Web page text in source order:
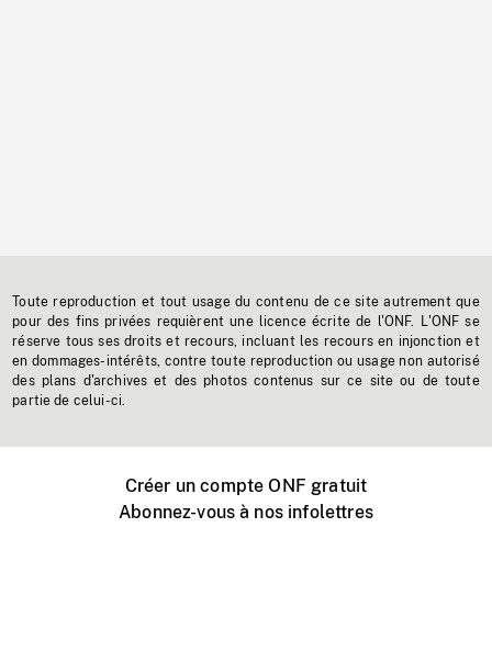
Toute reproduction et tout usage du contenu de ce site autrement que
pour des fins privées requièrent une licence écrite de l'ONF. L'ONF se
réserve tous ses droits et recours, incluant les recours en injonction et
en dommages-intérêts, contre toute reproduction ou usage non autorisé
des plans d'archives et des photos contenus sur ce site ou de toute
partie de celui-ci.
Créer un compte ONF gratuit
Abonnez-vous à nos infolettres